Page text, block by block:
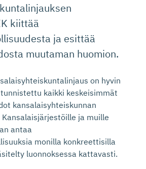
kiittää
ja esittää
muutaman huomion.
on hyvin
kaikki keskeisimmät
kansalaisyhteiskunnan
ja muille
antaa
monilla konkreettisilla
luonnoksessa kattavasti.